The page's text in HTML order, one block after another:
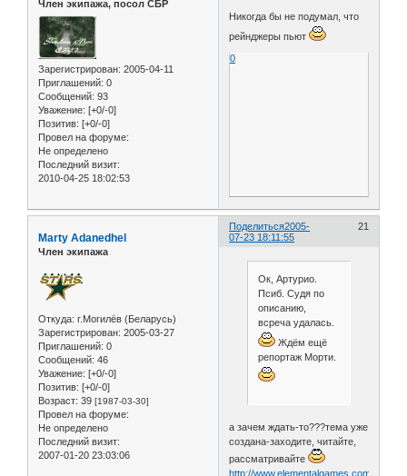
Член экипажа, посол СБР
Зарегистрирован: 2005-04-11
Приглашений: 0
Сообщений: 93
Уважение: [+0/-0]
Позитив: [+0/-0]
Провел на форуме:
Не определено
Последний визит:
2010-04-25 18:02:53
Никогда бы не подумал, что
рейнджеры пьют
0
Поделиться 21
2005-
07-23 18:11:55
Marty Adanedhel
Член экипажа
Откуда: г.Могилёв (Беларусь)
Зарегистрирован: 2005-03-27
Приглашений: 0
Сообщений: 46
Уважение: [+0/-0]
Позитив: [+0/-0]
Возраст: 39 [1987-03-30]
Провел на форуме:
Не определено
Последний визит:
2007-01-20 23:03:06
Ок, Артурио.
Псиб. Судя по
описанию,
всреча удалась.
Ждём ещё
репортаж Морти.
а зачем ждать-то???тема уже
создана-заходите, читайте,
рассматривайте
http://www.elementalgames.com/forum/